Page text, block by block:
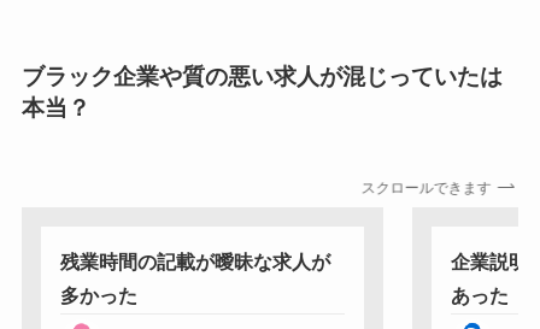
ブラック企業や質の悪い求人が混じっていたは
本当？
スクロールできます
残業時間の記載が曖昧な求人が
多かった
企業説明
あった